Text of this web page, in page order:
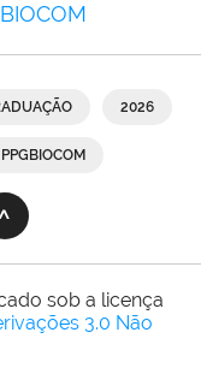
2026
PPGBIOCOM
sob a licença
3.0 Não